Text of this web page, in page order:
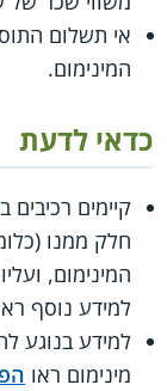
אי תשלום
המינימום.
כדאי לדעת
קיימים
חלק ממנו
המינימום,
למידע נוסף
למידע בנוגע
מינימום ראו